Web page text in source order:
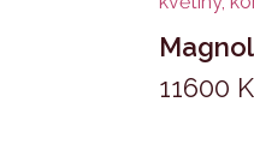
11600